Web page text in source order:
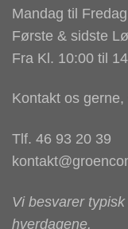
Mandag til
Første & sidste
Fra Kl. 10:00 til
Kontakt os
Tlf. 46 93 20 39
Vi besvarer
hverdagene.